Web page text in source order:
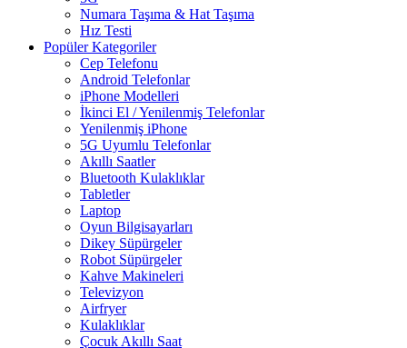
Numara Taşıma & Hat Taşıma
Hız Testi
Popüler Kategoriler
Cep Telefonu
Android Telefonlar
iPhone Modelleri
İkinci El / Yenilenmiş Telefonlar
Yenilenmiş iPhone
5G Uyumlu Telefonlar
Akıllı Saatler
Bluetooth Kulaklıklar
Tabletler
Laptop
Oyun Bilgisayarları
Dikey Süpürgeler
Robot Süpürgeler
Kahve Makineleri
Televizyon
Airfryer
Kulaklıklar
Çocuk Akıllı Saat